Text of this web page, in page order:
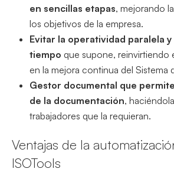
en sencillas etapas, mejorando
los objetivos de la empresa.
Evitar la operatividad paralela
tiempo que supone, reinvirtiendo
en la mejora continua del Sistema
Gestor documental que
de la documentación,
trabajadores que la requieran.
Ventajas de la
ISOTools